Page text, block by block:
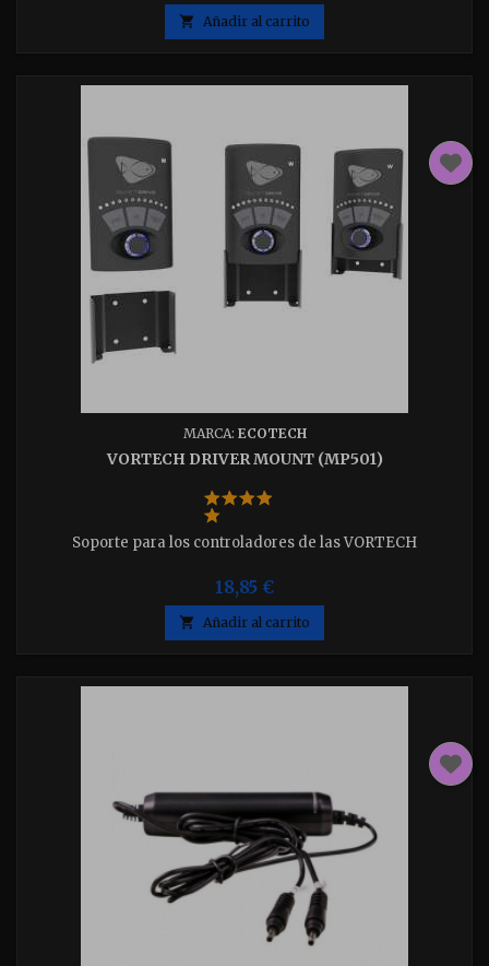
 Añadir al carrito
MARCA: ECOTECH
VORTECH DRIVER MOUNT (MP501)
Soporte para los controladores de las VORTECH
18,85 €
 Añadir al carrito